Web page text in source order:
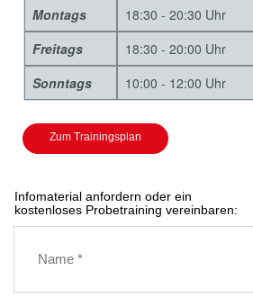
Montags 18:30 - 20:30 Uhr
Freitags
18:30 - 20:00 Uhr
Sonntags
10:00 - 12:00 Uhr
Zum Trainingsplan
Infomaterial anfordern oder ein
kostenloses Probetraining vereinbaren: